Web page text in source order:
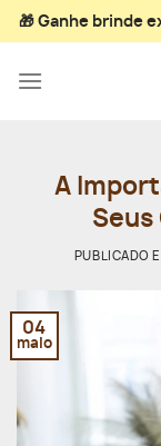
Skip
to
🎁 Ganhe brinde
A
Seus
PUBLICADO
04
maio